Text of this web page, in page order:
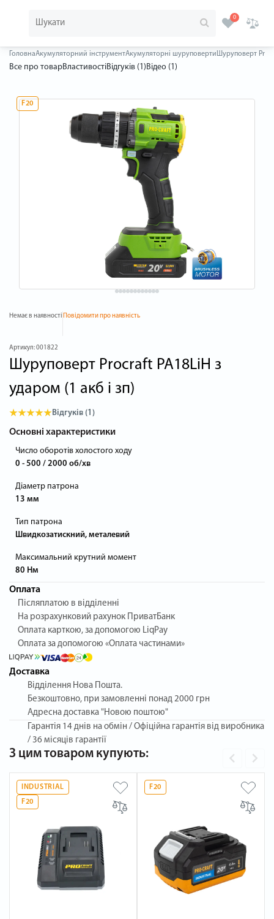
0
ГоловнаАкумуляторний інструментАкумуляторні шуруповерти Шуруповерт
Все про товарВластивостіВідгуків (1)Відео (1)
F20
Немає в наявності Повідомити про наявність
Артикул:001822
Шуруповерт Procraft PA18LiH з
ударом (1 акб і зп)
Відгуків (1)
Основні характеристики
Число оборотів холостого ходу
0 - 500 / 2000 об/хв
Діаметр патрона
13 мм
Тип патрона
Швидкозатискний, металевий
Максимальний крутний момент
80 Нм
Оплата
Післяплатою в відділенні
На розрахунковий рахунок ПриватБанк
Оплата карткою, за допомогою LiqPay
Оплата за допомогою «Оплата частинами»
Доставка
Відділення Нова Пошта.
Безкоштовно, при замовленні понад 2000 грн
Адресна доставка "Новою поштою"
Гарантія 14 днів на обмін / Офіційна гарантія від виробника
/ 36 місяців гарантії
З цим товаром купують:
INDUSTRIAL
F20
F20